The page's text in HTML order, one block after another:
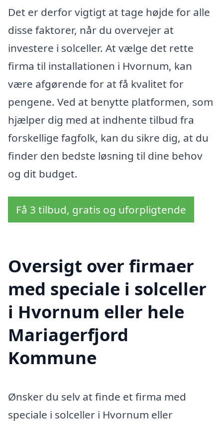
Det er derfor vigtigt at tage højde for alle
disse faktorer, når du overvejer at
investere i solceller. At vælge det rette
firma til installationen i Hvornum, kan
være afgørende for at få kvalitet for
pengene. Ved at benytte platformen, som
hjælper dig med at indhente tilbud fra
forskellige fagfolk, kan du sikre dig, at du
finder den bedste løsning til dine behov
og dit budget.
Få 3 tilbud, gratis og uforpligtende
Oversigt over firmaer
med speciale i solceller
i Hvornum eller hele
Mariagerfjord
Kommune
Ønsker du selv at finde et firma med
speciale i solceller i Hvornum eller